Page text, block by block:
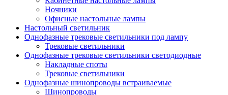
Ночники
Офисные настольные лампы
Настольный светильник
Однофазные трековые светильники под лампу
Трековые светильники
Однофазные трековые светильники светодиодные
Накладные споты
Трековые светильники
Однофазные шинопроводы встраиваемые
Шинопроводы